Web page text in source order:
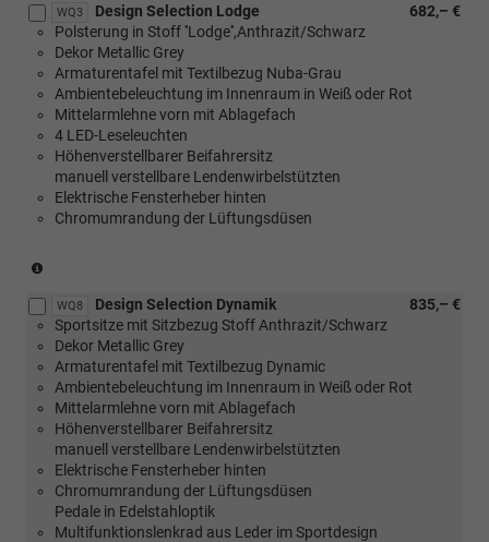
Spurwechselassistent
oder
[PUF]
Travel
Assist
Plus
oder
[PU3]
Travel
Assist
Premium)
Verbindung
mit
Paket)
WQ3 682,– €
Design Selection Lodge
Polsterung in Stoff ''Lodge'',Anthrazit/Schwarz
Dekor Metallic Grey
Armaturentafel mit Textilbezug Nuba-Grau
Ambientebeleuchtung im Innenraum in Weiß oder Rot
Mittelarmlehne vorn mit Ablagefach
4 LED-Leseleuchten
Höhenverstellbarer Beifahrersitz
manuell verstellbare Lendenwirbelstützten
Elektrische Fensterheber hinten
Chromumrandung der Lüftungsdüsen
Verbindung
mit
[PUV]
Komfort
Plus
Paket
oder
[WSA]
Selection
Plus
Paket))
WQ8 835,– €
Design Selection Dynamik
Sportsitze mit Sitzbezug Stoff Anthrazit/Schwarz
Dekor Metallic Grey
Armaturentafel mit Textilbezug Dynamic
Ambientebeleuchtung im Innenraum in Weiß oder Rot
Mittelarmlehne vorn mit Ablagefach
Höhenverstellbarer Beifahrersitz
manuell verstellbare Lendenwirbelstützten
Elektrische Fensterheber hinten
Chromumrandung der Lüftungsdüsen
Pedale in Edelstahloptik
Multifunktionslenkrad aus Leder im Sportdesign